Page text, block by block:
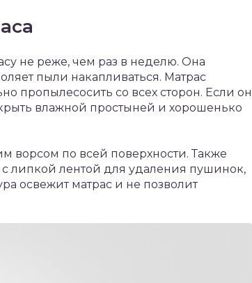
не реже, чем раз в неделю. Она
пыли накапливаться. Матрас
пропылесосить со всех сторон. Если он
влажной простыней и хорошенько
ворсом по всей поверхности. Также
липкой лентой для удаления пушинок,
освежит матрас и не позволит